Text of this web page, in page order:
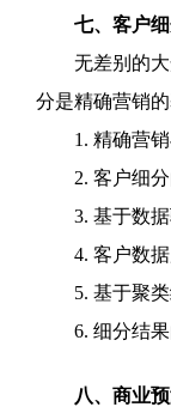
七、客户
无差别的大众
分是精确营销的
1. 精确营销
2. 客户细分
3. 基于数据
4. 客户数据
5. 基于聚类
6. 细分结果
八、商业